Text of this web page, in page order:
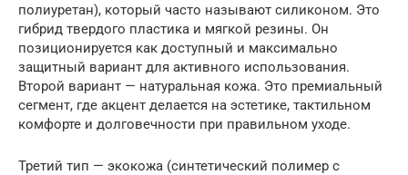
полиуретан), который часто называют силиконом. Это
гибрид твердого пластика и мягкой резины. Он
позиционируется как доступный и максимально
защитный вариант для активного использования.
Второй вариант — натуральная кожа. Это премиальный
сегмент, где акцент делается на эстетике, тактильном
комфорте и долговечности при правильном уходе.
Третий тип — экокожа (синтетический полимер с